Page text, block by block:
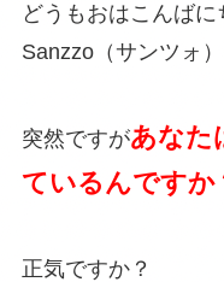
どうもおはこんば
Sanzzo（サンツォ）
突然ですがあなた
ているんですか
正気ですか？